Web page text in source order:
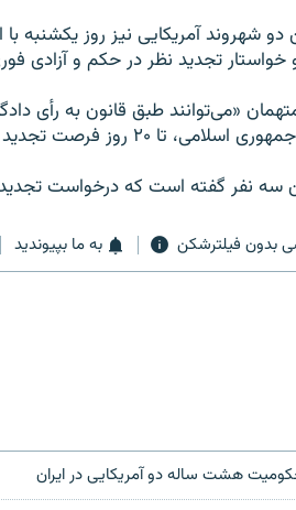
شهروند آمریکایی نیز روز یکشنبه با
خواستار تجدید نظر در حکم و آزادی
«می‌توانند طبق قانون به رأی
فرصت تجدید نظر خواهی خواهد داشت.
نفر گفته است که درخواست تجدید
بدون فیلترشکن به ما بپیوندید
هشت ساله دو آمریکایی در ایران